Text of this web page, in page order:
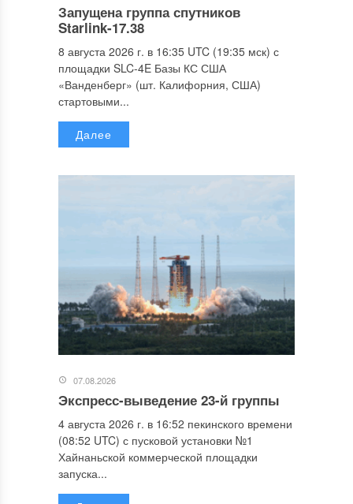
Запущена группа спутников
Starlink-17.38
8 августа 2026 г. в 16:35 UTC (19:35 мск) с
площадки SLC-4E Базы КС США
«Ванденберг» (шт. Калифорния, США)
стартовыми...
Далее
07.08.2026
Экспресс-выведение 23-й группы
4 августа 2026 г. в 16:52 пекинского времени
(08:52 UTC) с пусковой установки №1
Хайнаньской коммерческой площадки
запуска...